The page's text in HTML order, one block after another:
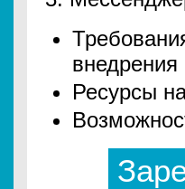
Ресурсы